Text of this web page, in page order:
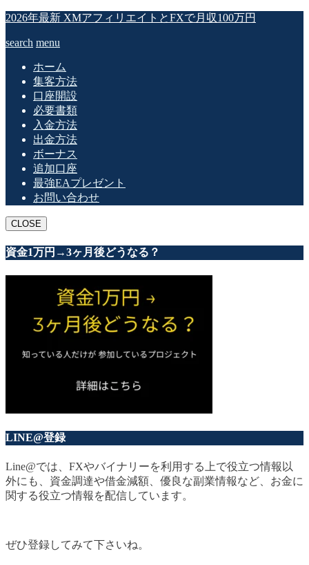
2026年最新 XMアフィリエイトとFXで月収100万円
search menu
ホーム
集客方法
口座開設
必要書類
入金方法
出金方法
ボーナス
追加口座
最強EAプレゼント
お問い合わせ
CLOSE
資金1万円→3ヶ月後どうなる？
LINE@登録
Line@では、FXやバイナリーを利用する上で役立つ情報以
外にも、資金調達や借金減額、優良な副業情報など、お金に
関する役立つ情報を配信しています。
ぜひ登録してみて下さいね。